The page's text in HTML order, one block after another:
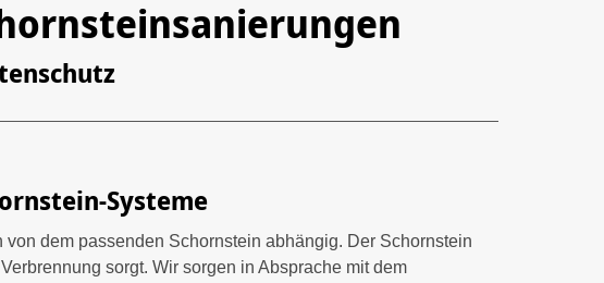
Systeme
dem passenden Schornstein abhängig. Der Schornstein
sorgt. Wir sorgen in Absprache mit dem